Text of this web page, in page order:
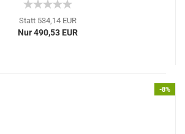
Statt 534,14 EUR
Nur 490,53 EUR
-8%